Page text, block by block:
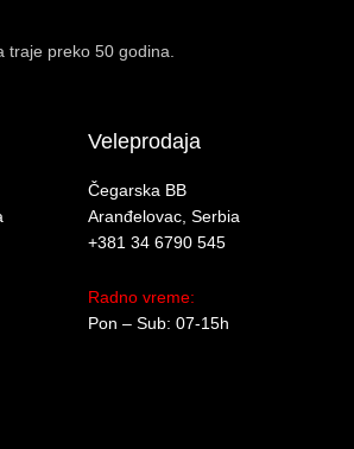
traje preko 50 godina.
Veleprodaja
Čegarska BB
Aranđelovac, Serbia
+381 34 6790 545
Radno vreme:
Pon – Sub: 07-15h